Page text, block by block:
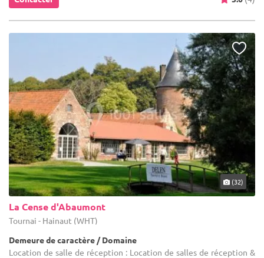
(32)
La Cense d'Abaumont
Tournai - Hainaut (WHT)
Demeure de caractère / Domaine
Location de salle de réception : Location de salles de réception &